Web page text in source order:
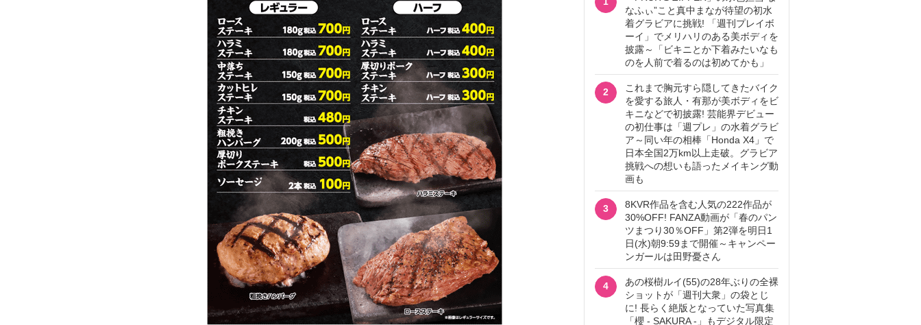
なふぃ”こと真中まなが待望の初水
着グラビアに挑戦! 「週刊プレイボ
ーイ」でメリハリのある美ボディを
披露～「ビキニとか下着みたいなも
のを人前で着るのは初めてかも」
2
これまで胸元すら隠してきたバイク
を愛する旅人・有那が美ボディをビ
キニなどで初披露! 芸能界デビュー
の初仕事は「週プレ」の水着グラビ
ア～同い年の相棒「Honda X4」で
日本全国2万km以上走破。グラビア
挑戦への想いも語ったメイキング動
画も
3
8KVR作品を含む人気の222作品が
30%OFF! FANZA動画が「春のパン
ツまつり30％OFF」第2弾を明日1
日(水)朝9:59まで開催～キャンペー
ンガールは田野憂さん
4
あの桜樹ルイ(55)の28年ぶりの全裸
ショットが「週刊大衆」の袋とじ
に! 長らく絶版となっていた写真集
「櫻 - SAKURA -」もデジタル限定